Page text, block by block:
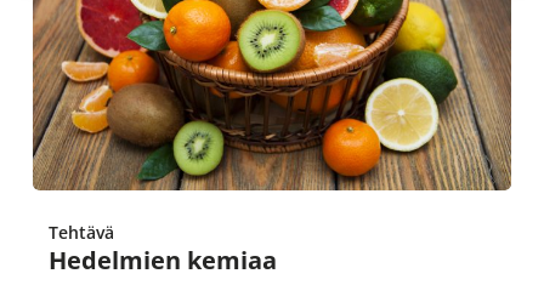
Tehtävä
Hedelmien kemiaa